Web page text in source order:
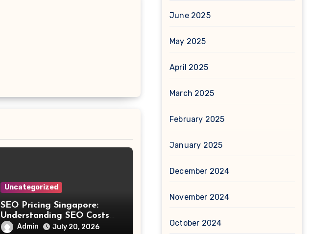
Uncategorized
SEO Pricing Singapore:
Understanding SEO Costs
and Choosing the Right
Admin July 20, 2026
June 2025
May 2025
April 2025
March 2025
February 2025
January 2025
December 2024
November 2024
October 2024